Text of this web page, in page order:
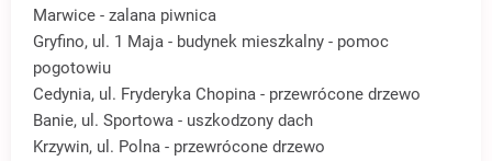
Marwice - zalana piwnica
Gryfino, ul. 1 Maja - budynek mieszkalny - pomoc
pogotowiu
Cedynia, ul. Fryderyka Chopina - przewrócone drzewo
Banie, ul. Sportowa - uszkodzony dach
Krzywin, ul. Polna - przewrócone drzewo